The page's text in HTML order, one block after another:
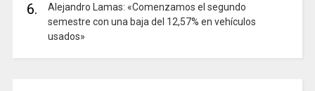
6.
Alejandro Lamas: «Comenzamos el segundo
semestre con una baja del 12,57% en vehículos
usados»